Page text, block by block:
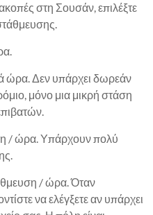
στη Σουσάν, επιλέξτε
ώρα. Δεν υπάρχει δωρεάν
μόνο μια μικρή στάση
/ ώρα. Υπάρχουν πολύ
/ ώρα. Όταν
να ελέγξετε αν υπάρχει